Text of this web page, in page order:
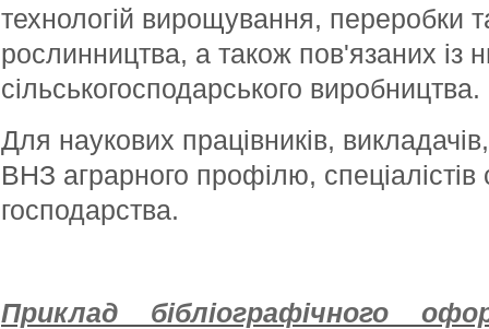
технологій вирощування, переробки
рослинництва, а також пов'язаних із
сільськогосподарського виробництва.
Для наукових працівників,
ВНЗ аграрного профілю, спеціалістів
господарства.
Приклад бібліографічного